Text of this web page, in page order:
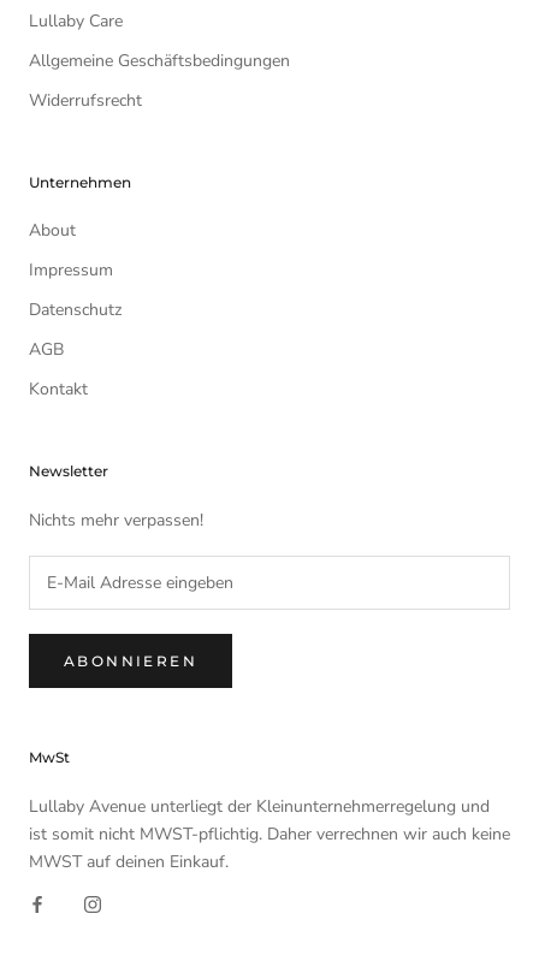
Lullaby Care
Allgemeine Geschäftsbedingungen
Widerrufsrecht
Unternehmen
About
Impressum
Datenschutz
AGB
Kontakt
Newsletter
Nichts mehr verpassen!
ABONNIEREN
MwSt
Lullaby Avenue unterliegt der Kleinunternehmerregelung und
ist somit nicht MWST-pflichtig. Daher verrechnen wir auch keine
MWST auf deinen Einkauf.